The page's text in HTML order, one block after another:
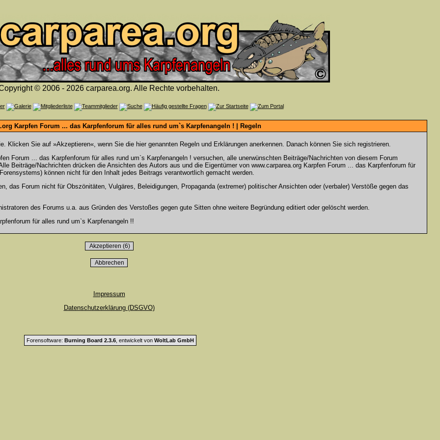
© 2006 - 2026 carparea.org. Alle Rechte vorbehalten.
Karpfen Forum ... das Karpfenforum für alles rund um`s Karpfenangeln ! | Regeln
Klicken Sie auf »Akzeptieren«, wenn Sie die hier genannten Regeln und Erklärungen anerkennen. Danach können Sie sich registrieren.
Forum ... das Karpfenforum für alles rund um`s Karpfenangeln ! versuchen, alle unerwünschten Beiträge/Nachrichten von diesem Forum
Beiträge/Nachrichten drücken die Ansichten des Autors aus und die Eigentümer von www.carparea.org Karpfen Forum ... das Karpfenforum für
können nicht für den Inhalt jedes Beitrags verantwortlich gemacht werden.
das Forum nicht für Obszönitäten, Vulgäres, Beleidigungen, Propaganda (extremer) politischer Ansichten oder (verbaler) Verstöße gegen das
des Forums u.a. aus Gründen des Verstoßes gegen gute Sitten ohne weitere Begründung editiert oder gelöscht werden.
für alles rund um`s Karpfenangeln !!
Impressum
Datenschutzerklärung (DSGVO)
Forensoftware: Burning Board 2.3.6, entwickelt von WoltLab GmbH